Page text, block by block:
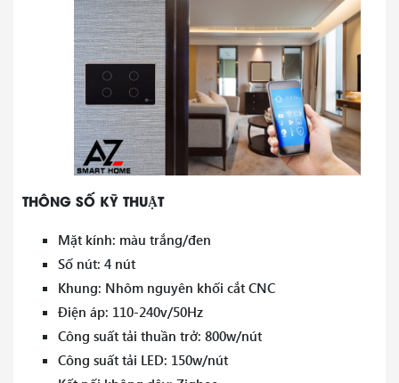
THÔNG SỐ KỸ THUẬT
Mặt kính: màu trắng/đen
Số nút: 4 nút
Khung: Nhôm nguyên khối cắt CNC
Điện áp: 110-240v/50Hz
Công suất tải thuần trở: 800w/nút
Công suất tải LED: 150w/nút